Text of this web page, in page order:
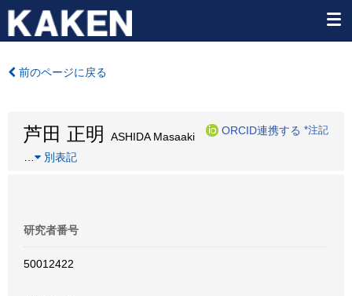
前のページに戻る
芦田 正明 ASHIDA Masaaki
ORCID連携する *注記
別表記
研究者番号
50012422